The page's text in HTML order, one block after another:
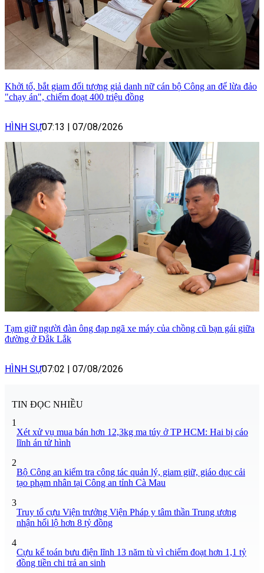
Khởi tố, bắt giam đối tượng giả danh nữ cán bộ Công an để lừa đảo
"chạy án", chiếm đoạt 400 triệu đồng
HÌNH SỰ07:13 | 07/08/2026
Tạm giữ người đàn ông đạp ngã xe máy của chồng cũ bạn gái giữa
đường ở Đắk Lắk
HÌNH SỰ07:02 | 07/08/2026
TIN ĐỌC NHIỀU
1
Xét xử vụ mua bán hơn 12,3kg ma túy ở TP HCM: Hai bị cáo
lĩnh án tử hình
2
Bộ Công an kiểm tra công tác quản lý, giam giữ, giáo dục cải
tạo phạm nhân tại Công an tỉnh Cà Mau
3
Truy tố cựu Viện trưởng Viện Pháp y tâm thần Trung ương
nhận hối lộ hơn 8 tỷ đồng
4
Cựu kế toán bưu điện lĩnh 13 năm tù vì chiếm đoạt hơn 1,1 tỷ
đồng tiền chi trả an sinh